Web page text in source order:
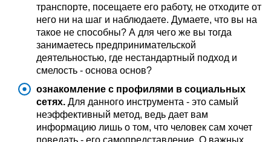
транспорте, посещаете его работу, не отходите от
него ни на шаг и наблюдаете. Думаете, что вы на
такое не способны? А для чего же вы тогда
занимаетесь предпринимательской
деятельностью, где нестандартный подход и
смелость - основа основ?
ознакомление с профилями в социальных
сетях. Для данного инструмента - это самый
неэффективный метод, ведь дает вам
информацию лишь о том, что человек сам хочет
поведать - его самопредставление. О важных